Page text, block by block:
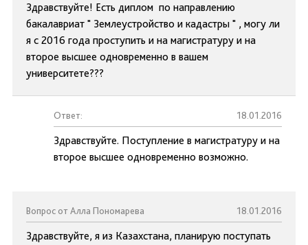
Здравствуйте! Есть диплом по направлению
бакалавриат " Землеустройство и кадастры " , могу ли
я с 2016 года проступить и на магистратуру и на
второе высшее одновременно в вашем
университете???
Ответ: 18.01.2016
Здравствуйте. Поступление в магистратуру и на
второе высшее одновременно возможно.
Вопрос от Алла Пономарева 18.01.2016
Здравствуйте, я из Казахстана, планирую поступать